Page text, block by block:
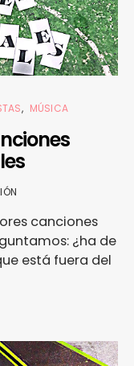
MÚSICA
canciones
¿ha de
está fuera del